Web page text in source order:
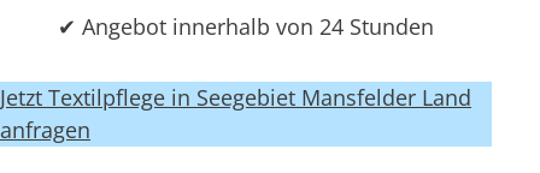
✔ Angebot innerhalb von 24 Stunden
Jetzt Textilpflege in Seegebiet Mansfelder Land
anfragen